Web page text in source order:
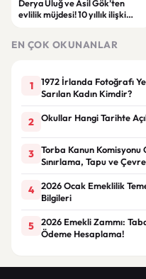
Derya Uluğ ve Asil Gök’ten
evlilik müjdesi! 10 yıllık ilişki
EN ÇOK OKUNANLAR
1
1972 İrlanda Fotoğrafı
Sarılan Kadın Kimdir?
2 Okullar Hangi Tarihte
3
Torba Kanun
Sınırlama, Tapu ve
4
2026 Ocak Emeklilik
Bilgileri
5
2026 Emekli Zammı:
Ödeme Hesaplama!